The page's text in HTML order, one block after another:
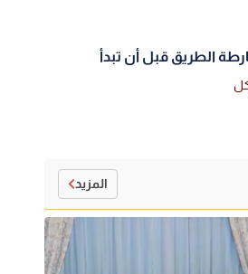
الطريق قبل أن تبدأ
المزيد